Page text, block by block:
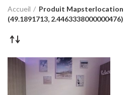
Accueil
Produit Mapsterlocation
(49.1891713, 2.4463338000000476)